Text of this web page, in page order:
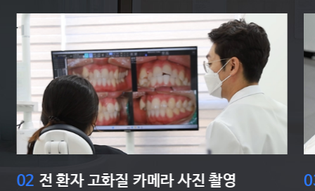
03 아프고 무섭기만 한 치과진료가 아닌